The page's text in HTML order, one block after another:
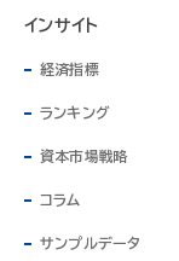
インサイト
経済指標
ランキング
資本市場戦略
コラム
サンプルデータ